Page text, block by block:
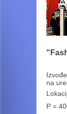
na
P =